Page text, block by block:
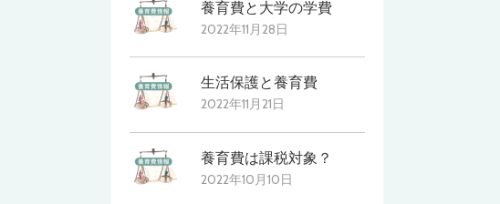
養育費と大学の学費
2022年11月28日
生活保護と養育費
2022年11月21日
養育費は課税対象？
2022年10月10日